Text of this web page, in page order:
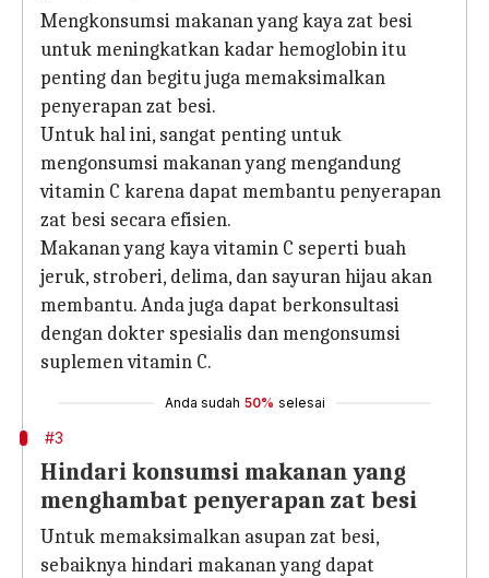
Mengkonsumsi makanan yang kaya zat besi
untuk meningkatkan kadar hemoglobin itu
penting dan begitu juga memaksimalkan
penyerapan zat besi.
Untuk hal ini, sangat penting untuk
mengonsumsi makanan yang mengandung
vitamin C karena dapat membantu penyerapan
zat besi secara efisien.
Makanan yang kaya vitamin C seperti buah
jeruk, stroberi, delima, dan sayuran hijau akan
membantu. Anda juga dapat berkonsultasi
dengan dokter spesialis dan mengonsumsi
suplemen vitamin C.
Anda sudah 50% selesai
#3
Hindari konsumsi makanan yang
menghambat penyerapan zat besi
Untuk memaksimalkan asupan zat besi,
sebaiknya hindari makanan yang dapat